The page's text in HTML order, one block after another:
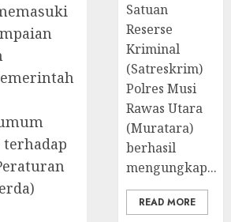
Satuan
Reserse
Kriminal
(Satreskrim)
Polres Musi
Rawas Utara
(Muratara)
berhasil
mengungkap...
READ MORE